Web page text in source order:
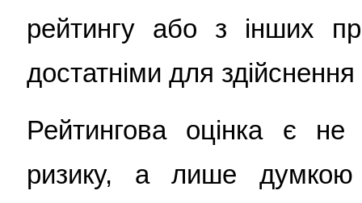
рейтингу або з інших
достатніми для здійснення
Рейтингова оцінка є
ризику, а лише думкою